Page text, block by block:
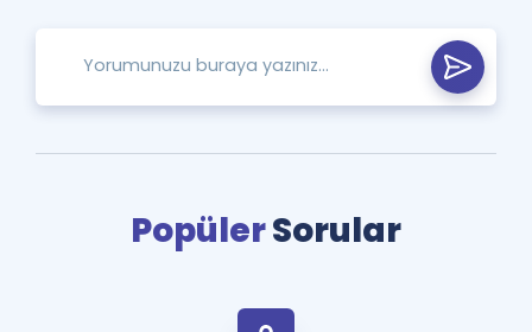
PopülerSorular